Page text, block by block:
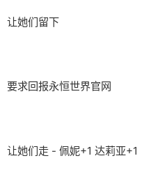
让她们留下
要求回报永恒世界官网
让她们走 - 佩妮+1 达莉亚+1